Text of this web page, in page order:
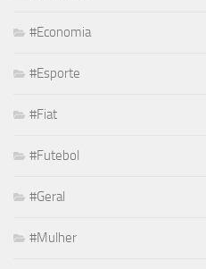
#Economia
#Esporte
#Fiat
#Futebol
#Geral
#Mulher